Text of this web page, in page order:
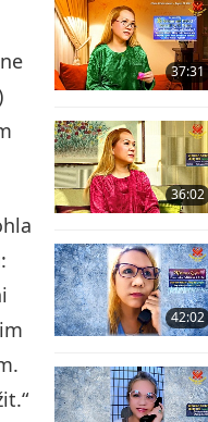
37:31
36:02
42:02